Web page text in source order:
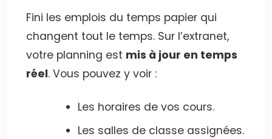
Fini les emplois du temps papier qui
changent tout le temps. Sur l’extranet,
votre planning est mis à jour en temps
réel. Vous pouvez y voir :
Les horaires de vos cours.
Les salles de classe assignées.